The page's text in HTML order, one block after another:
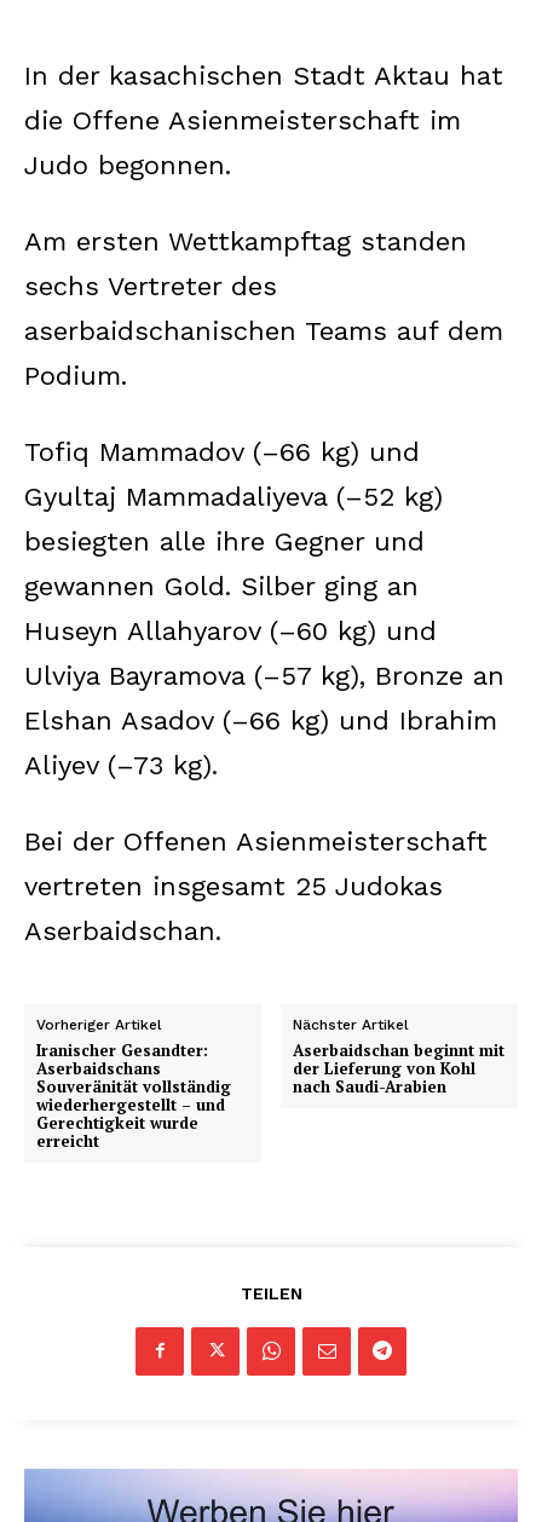
In der kasachischen Stadt Aktau hat
die Offene Asienmeisterschaft im
Judo begonnen.
Am ersten Wettkampftag standen
sechs Vertreter des
aserbaidschanischen Teams auf dem
Podium.
Tofiq Mammadov (–66 kg) und
Gyultaj Mammadaliyeva (–52 kg)
besiegten alle ihre Gegner und
gewannen Gold. Silber ging an
Huseyn Allahyarov (–60 kg) und
Ulviya Bayramova (–57 kg), Bronze an
Elshan Asadov (–66 kg) und Ibrahim
Aliyev (–73 kg).
Bei der Offenen Asienmeisterschaft
vertreten insgesamt 25 Judokas
Aserbaidschan.
Vorheriger Artikel
Iranischer Gesandter:
Aserbaidschans
Souveränität vollständig
wiederhergestellt – und
Gerechtigkeit wurde
erreicht
Nächster Artikel
Aserbaidschan beginnt mit
der Lieferung von Kohl
nach Saudi-Arabien
TEILEN